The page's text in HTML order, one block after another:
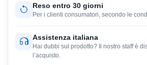
Reso entro 30 giorni
Per i clienti consumatori, secondo le
Assistenza italiana
Hai dubbi sul prodotto? Il nostro staff è
l’acquisto.